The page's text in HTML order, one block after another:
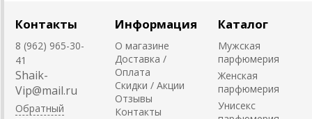
Контакты
8 (962) 965-30-
41
Shaik-
Vip@mail.ru
Обратный
Информация
О магазине
Доставка /
Оплата
Скидки / Акции
Отзывы
Контакты
Каталог
Мужская
парфюмерия
Женская
парфюмерия
Унисекс